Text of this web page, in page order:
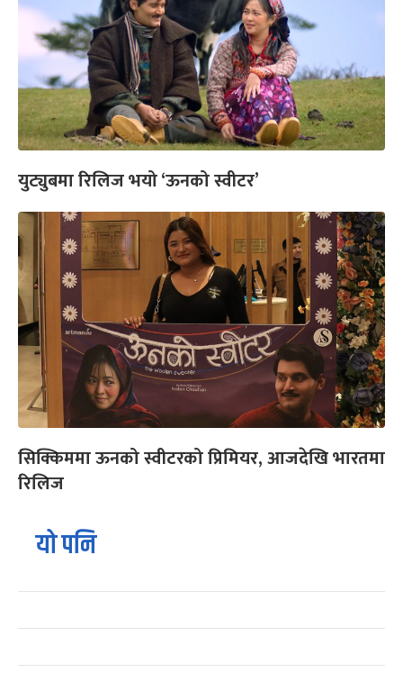
युट्युबमा रिलिज भयो ‘ऊनको स्वीटर’
सिक्किममा ऊनको स्वीटरको प्रिमियर, आजदेखि भारतमा
रिलिज
यो पनि